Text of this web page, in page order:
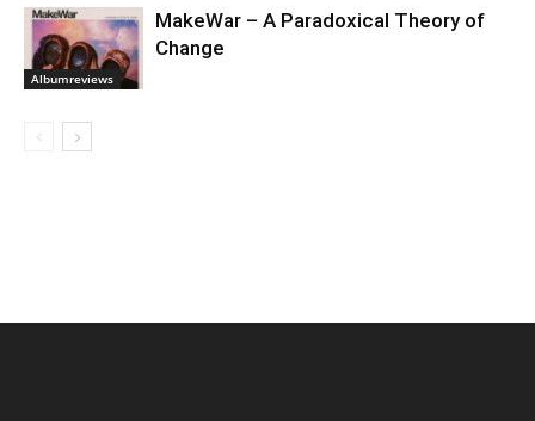
Albumreviews
MakeWar – A Paradoxical Theory of
Change